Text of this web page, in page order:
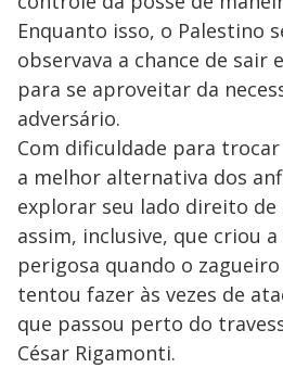
Enquanto isso, o Palestino
observava a chance de sair
para se aproveitar da
adversário.
Com dificuldade para
a melhor alternativa dos
explorar seu lado direito de
assim, inclusive, que criou
perigosa quando o
tentou fazer às vezes de
que passou perto do
César Rigamonti.